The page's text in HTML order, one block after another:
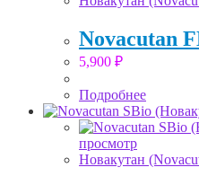
Novacutan
5,900 ₽
Подробнее
просмотр
Новакутан